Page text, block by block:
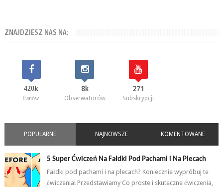
ZNAJDZIESZ NAS NA:
420k
Fanów
8k
Obserwatorów
271
Subskrypcji
POPULARNE NAJNOWSZE KOMENTOWANE
5 Super Ćwiczeń Na Fałdki Pod Pachami i Na Plecach
Fałdki pod pachami i na plecach? Koniecznie wypróbuj te
ćwiczenia! Przedstawiamy Co proste i skuteczne ćwiczenia,